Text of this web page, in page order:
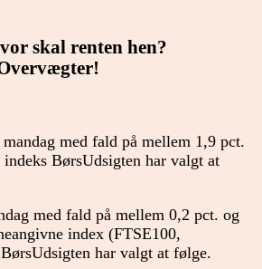
skal renten hen?
med fald på mellem 1,9 pct.
BørsUdsigten har valgt at
med fald på mellem 0,2 pct. og
index (FTSE100,
har valgt at følge.